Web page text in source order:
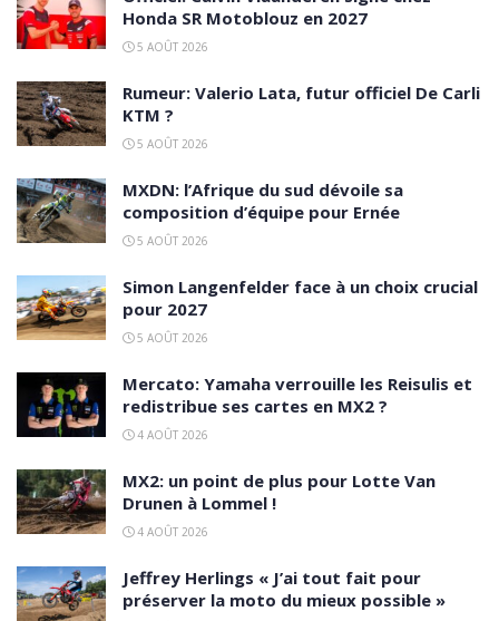
Honda SR Motoblouz en 2027
5 AOÛT 2026
Rumeur: Valerio Lata, futur officiel De Carli
KTM ?
5 AOÛT 2026
MXDN: l’Afrique du sud dévoile sa
composition d’équipe pour Ernée
5 AOÛT 2026
Simon Langenfelder face à un choix crucial
pour 2027
5 AOÛT 2026
Mercato: Yamaha verrouille les Reisulis et
redistribue ses cartes en MX2 ?
4 AOÛT 2026
MX2: un point de plus pour Lotte Van
Drunen à Lommel !
4 AOÛT 2026
Jeffrey Herlings « J’ai tout fait pour
préserver la moto du mieux possible »